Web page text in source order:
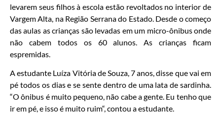
levarem seus filhos à escola estão revoltados no interior de
Vargem Alta, na Região Serrana do Estado. Desde o começo
das aulas as crianças são levadas em um micro-ônibus onde
não cabem todos os 60 alunos. As crianças ficam
espremidas.
A estudante Luíza Vitória de Souza, 7 anos, disse que vai em
pé todos os dias e se sente dentro de uma lata de sardinha.
“O ônibus é muito pequeno, não cabe a gente. Eu tenho que
ir em pé, e isso é muito ruim“, contou a estudante.